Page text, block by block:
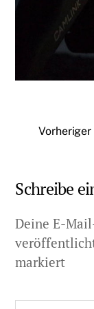
Schreibe
Deine E-
markiert